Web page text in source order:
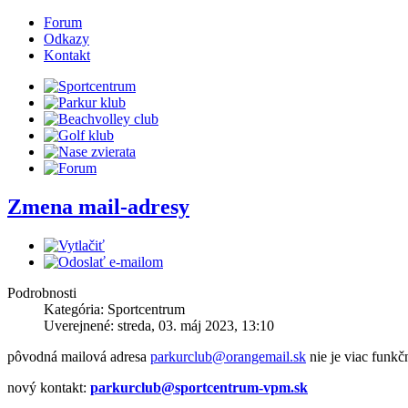
Forum
Odkazy
Kontakt
Zmena mail-adresy
Podrobnosti
Kategória: Sportcentrum
Uverejnené: streda, 03. máj 2023, 13:10
pôvodná mailová adresa parkurclub@orangemail.sk nie je viac
nový kontakt: parkurclub@sportcentrum-vpm.sk